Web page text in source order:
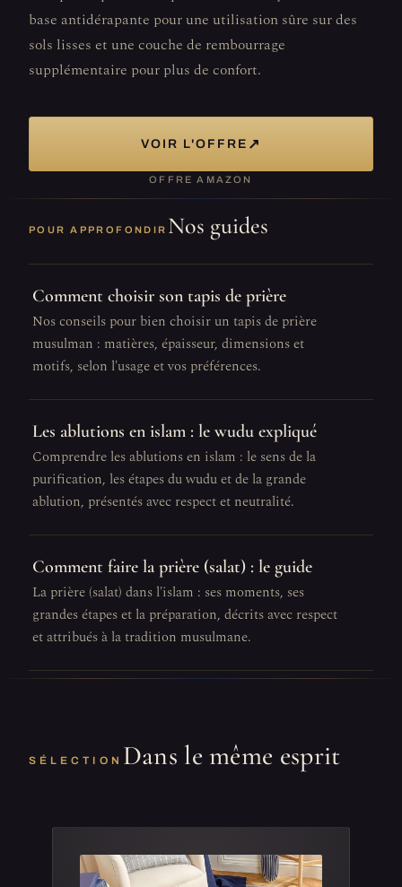
base antidérapante pour une utilisation sûre sur des
sols lisses et une couche de rembourrage
supplémentaire pour plus de confort.
VOIR L'OFFRE ↗
OFFRE AMAZON
POUR APPROFONDIR Nos guides
Comment choisir son tapis de prière
Nos conseils pour bien choisir un tapis de prière
musulman : matières, épaisseur, dimensions et
motifs, selon l'usage et vos préférences.
Les ablutions en islam : le wudu expliqué
Comprendre les ablutions en islam : le sens de la
purification, les étapes du wudu et de la grande
ablution, présentés avec respect et neutralité.
Comment faire la prière (salat) : le guide
La prière (salat) dans l'islam : ses moments, ses
grandes étapes et la préparation, décrits avec respect
et attribués à la tradition musulmane.
SÉLECTION Dans le même esprit